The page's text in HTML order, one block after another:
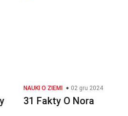
NAUKI O ZIEMI 02 gru 2024
31 Fakty O Nora